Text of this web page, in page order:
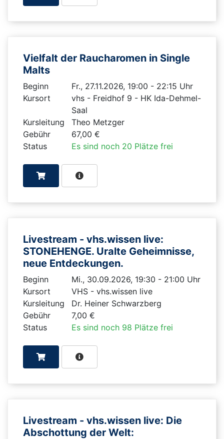
Vielfalt der Raucharomen in Single
Malts
Beginn
Fr., 27.11.2026, 19:00 - 22:15 Uhr
Kursort
vhs - Freidhof 9 - HK Ida-Dehmel-
Saal
Kursleitung
Theo Metzger
Gebühr
67,00 €
Status
Es sind noch 20 Plätze frei
Livestream - vhs.wissen live:
STONEHENGE. Uralte Geheimnisse,
neue Entdeckungen.
Beginn
Mi., 30.09.2026, 19:30 - 21:00 Uhr
Kursort
VHS - vhs.wissen live
Kursleitung
Dr. Heiner Schwarzberg
Gebühr
7,00 €
Status
Es sind noch 98 Plätze frei
Livestream - vhs.wissen live: Die
Abschottung der Welt: